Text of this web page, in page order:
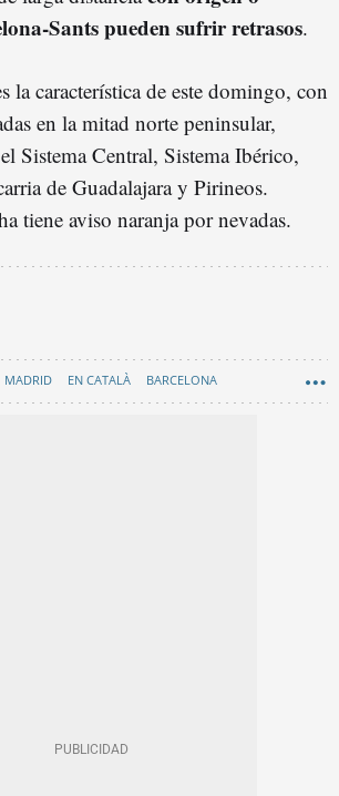
Sants pueden sufrir retrasos.
la característica de este domingo, con
en la mitad norte peninsular,
Sistema Central, Sistema Ibérico,
de Guadalajara y Pirineos.
tiene aviso naranja por nevadas.
MADRID EN CATALÀ BARCELONA